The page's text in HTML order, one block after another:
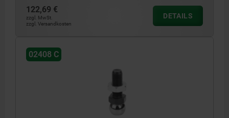
122,69 €
zzgl. MwSt.
zzgl. Versandkosten
DETAILS
02408 C